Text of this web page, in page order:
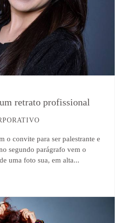
retrato profissional
o convite para ser palestrante e
segundo parágrafo vem o
uma foto sua, em alta...